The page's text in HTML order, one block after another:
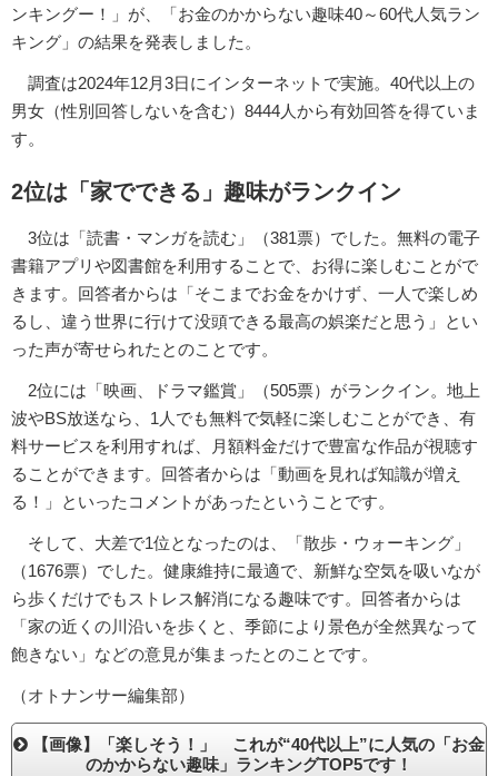
ンキングー！」が、「お金のかからない趣味40～60代人気ラン
キング」の結果を発表しました。
調査は2024年12月3日にインターネットで実施。40代以上の
男女（性別回答しないを含む）8444人から有効回答を得ていま
す。
2位は「家でできる」趣味がランクイン
3位は「読書・マンガを読む」（381票）でした。無料の電子
書籍アプリや図書館を利用することで、お得に楽しむことがで
きます。回答者からは「そこまでお金をかけず、一人で楽しめ
るし、違う世界に行けて没頭できる最高の娯楽だと思う」とい
った声が寄せられたとのことです。
2位には「映画、ドラマ鑑賞」（505票）がランクイン。地上
波やBS放送なら、1人でも無料で気軽に楽しむことができ、有
料サービスを利用すれば、月額料金だけで豊富な作品が視聴す
ることができます。回答者からは「動画を見れば知識が増え
る！」といったコメントがあったということです。
そして、大差で1位となったのは、「散歩・ウォーキング」
（1676票）でした。健康維持に最適で、新鮮な空気を吸いなが
ら歩くだけでもストレス解消になる趣味です。回答者からは
「家の近くの川沿いを歩くと、季節により景色が全然異なって
飽きない」などの意見が集まったとのことです。
（オトナンサー編集部）
【画像】「楽しそう！」 これが“40代以上”に人気の「お金
のかからない趣味」ランキングTOP5です！